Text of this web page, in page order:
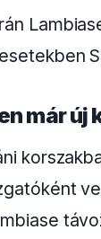
aRed
döntések,